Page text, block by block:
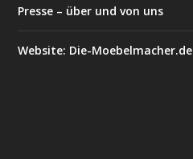
Presse – über und von uns
Website: Die-Moebelmacher.de